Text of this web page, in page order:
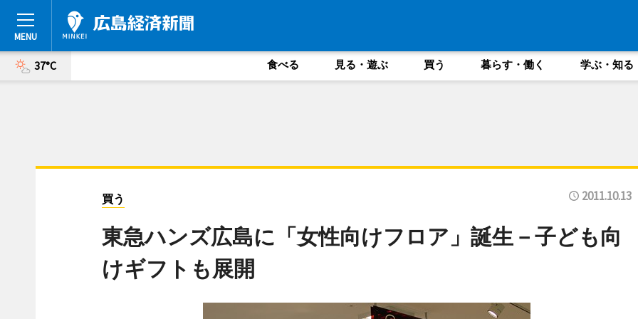
37°C 食べる 見る・遊ぶ 買う 暮らす・働く 学ぶ・知る
買う 2011.10.13
東急ハンズ広島に「女性向けフロア」誕生－子ども向
けギフトも展開